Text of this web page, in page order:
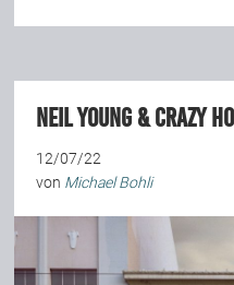
Kalender
Neil Young & Crazy
12/07/22
von Michael Bohli